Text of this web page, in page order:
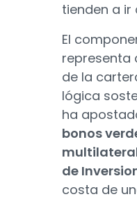
tienden a ir
El
representa
de la
lógica
ha
bonos
de
costa de